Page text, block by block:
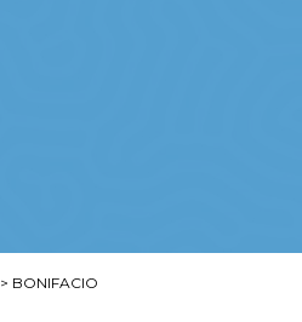
> BONIFACIO